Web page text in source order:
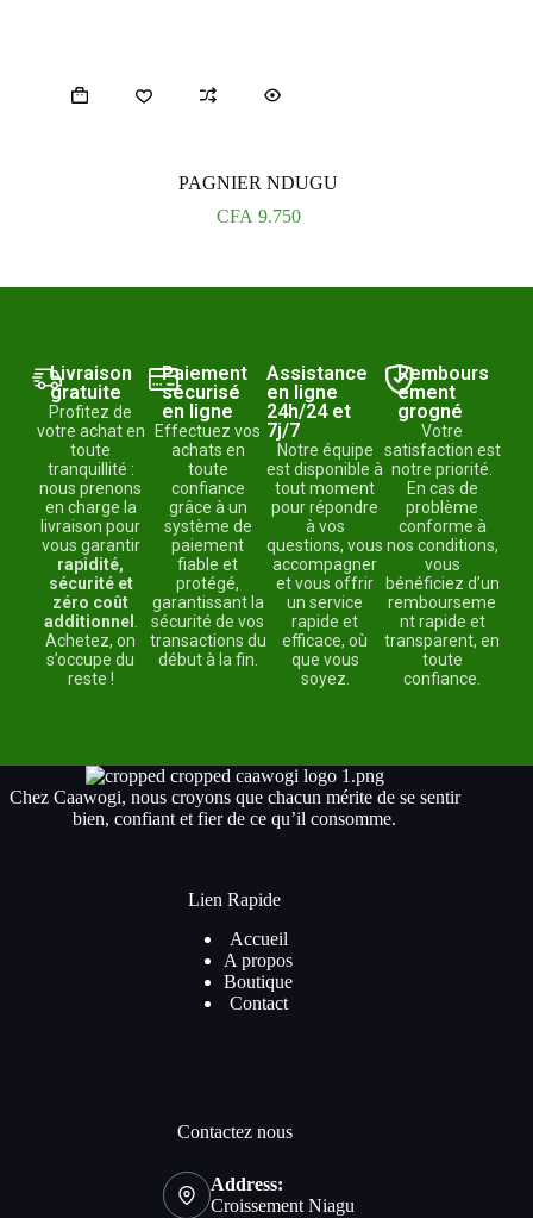
PAGNIER NDUGU
CFA 9.750
Livraison
gratuite
Profitez de
votre achat en
toute
tranquillité :
nous prenons
en charge la
livraison pour
vous garantir
rapidité,
sécurité et
zéro coût
additionnel .
Achetez, on
s’occupe du
reste !
Paiement
sécurisé
en ligne
Effectuez vos
achats en
toute
confiance
grâce à un
système de
paiement
fiable et
protégé,
garantissant la
sécurité de vos
transactions du
début à la fin.
Assistance
en ligne
24h/24 et
7j/7
Notre équipe
est disponible à
tout moment
pour répondre
à vos
questions, vous
accompagner
et vous offrir
un service
rapide et
efficace, où
que vous
soyez.
Rembours
ement
grogné
Votre
satisfaction est
notre priorité.
En cas de
problème
conforme à
nos conditions,
vous
bénéficiez d’un
rembourseme
nt rapide et
transparent, en
toute
confiance.
Chez Caawogi, nous croyons que chacun mérite de se sentir
bien, confiant et fier de ce qu’il consomme.
Lien Rapide
Accueil
A propos
Boutique
Contact
Contactez nous
Address:
Croissement Niagu